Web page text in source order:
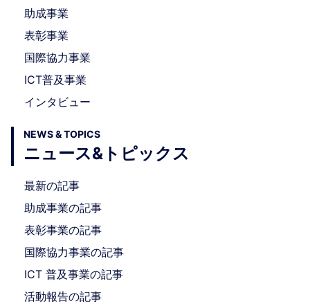
助成事業
表彰事業
国際協力事業
ICT普及事業
インタビュー
NEWS & TOPICS
ニュース&トピックス
最新の記事
助成事業の記事
表彰事業の記事
国際協力事業の記事
ICT 普及事業の記事
活動報告の記事